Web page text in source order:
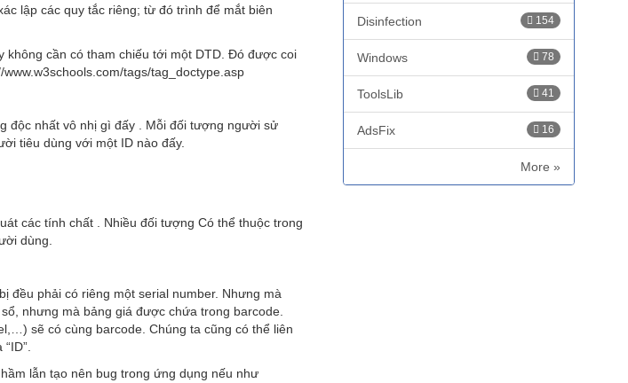
lập các quy tắc riêng; từ đó trình để mắt biên
không cần có tham chiếu tới một DTD. Đó được coi
tags/tag_doctype.asp
độc nhất vô nhị gì đấy . Mỗi đối tượng người sử
tiêu dùng với một ID nào đấy.
các tính chất . Nhiều đối tượng Có thể thuộc trong
dùng.
đều phải có riêng một serial number. Nhưng mà
nhưng mà bảng giá được chứa trong barcode.
sẽ có cùng barcode. Chúng ta cũng có thể liên
lẫn tạo nên bug trong ứng dụng nếu như
154
Disinfection
78
Windows
41
ToolsLib
16
AdsFix
More »